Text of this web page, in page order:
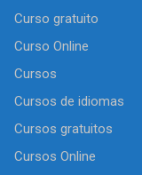
Curso gratuito
Curso Online
Cursos
Cursos de idiomas
Cursos gratuitos
Cursos Online